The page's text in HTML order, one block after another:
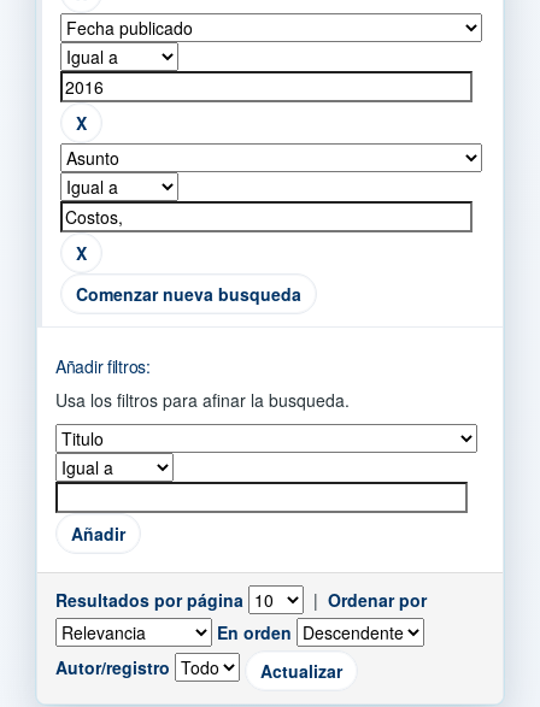
Comenzar nueva busqueda
Añadir filtros:
Usa los filtros para afinar la busqueda.
Resultados por página | Ordenar por
En orden
Autor/registro